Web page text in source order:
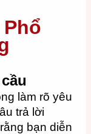
làm rõ yêu
trả lời
bạn diễn